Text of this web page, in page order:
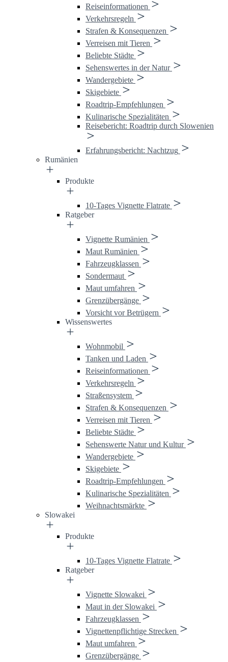
Reiseinformationen
Verkehrsregeln
Strafen & Konsequenzen
Verreisen mit Tieren
Beliebte Städte
Sehenswertes in der Natur
Wandergebiete
Skigebiete
Roadtrip-Empfehlungen
Kulinarische Spezialitäten
Reisebericht: Roadtrip durch Slowenien
Erfahrungsbericht: Nachtzug
Rumänien
Produkte
10-Tages Vignette Flatrate
Ratgeber
Vignette Rumänien
Maut Rumänien
Fahrzeugklassen
Sondermaut
Maut umfahren
Grenzübergänge
Vorsicht vor Betrügern
Wissenswertes
Wohnmobil
Tanken und Laden
Reiseinformationen
Verkehrsregeln
Straßensystem
Strafen & Konsequenzen
Verreisen mit Tieren
Beliebte Städte
Sehenswerte Natur und Kultur
Wandergebiete
Skigebiete
Roadtrip-Empfehlungen
Kulinarische Spezialitäten
Weihnachtsmärkte
Slowakei
Produkte
10-Tages Vignette Flatrate
Ratgeber
Vignette Slowakei
Maut in der Slowakei
Fahrzeugklassen
Vignettenpflichtige Strecken
Maut umfahren
Grenzübergänge